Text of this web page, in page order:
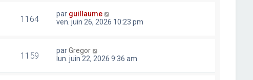
1164 par guillaume
ven. juin 26, 2026 10:23 pm
1159 parGregor
lun. juin 22, 2026 9:36 am